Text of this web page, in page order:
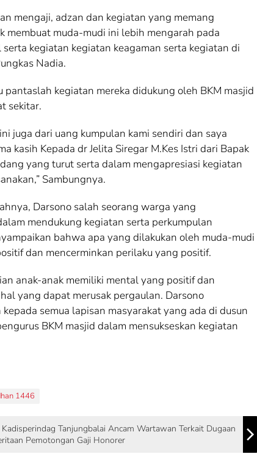
mengaji, adzan dan kegiatan yang memang
membuat muda-mudi ini lebih mengarah pada
serta kegiatan kegiatan keagaman serta kegiatan di
Nadia.
pantaslah kegiatan mereka didukung oleh BKM masjid
sekitar.
juga dari uang kumpulan kami sendiri dan saya
kasih Kepada dr Jelita Siregar M.Kes Istri dari Bapak
yang turut serta dalam mengapresiasi kegiatan
Sambungnya.
Darsono salah seorang warga yang
mendukung kegiatan serta perkumpulan
bahwa apa yang dilakukan oleh muda-mudi
dan mencerminkan perilaku yang positif.
anak-anak memiliki mental yang positif dan
yang dapat merusak pergaulan. Darsono
semua lapisan masyarakat yang ada di dusun
BKM masjid dalam mensukseskan kegiatan
1446
Tanjungbalai Ancam Wartawan Terkait Dugaan
Pemotongan Gaji Honorer